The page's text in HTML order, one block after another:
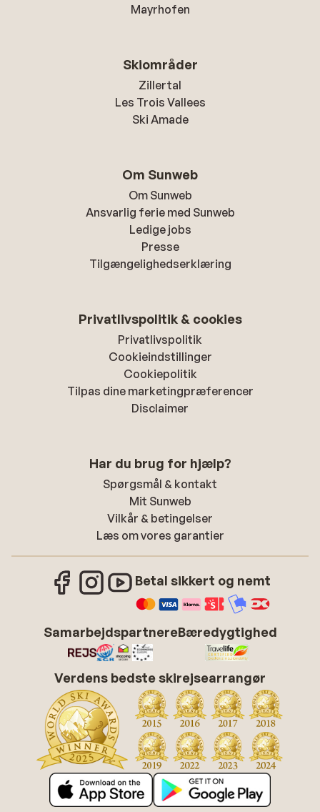
Mayrhofen
Skiområder
Zillertal
Les Trois Vallees
Ski Amade
Om Sunweb
Om Sunweb
Ansvarlig ferie med Sunweb
Ledige jobs
Presse
Tilgængelighedserklæring
Privatlivspolitik & cookies
Privatlivspolitik
Cookieindstillinger
Cookiepolitik
Tilpas dine marketingpræferencer
Disclaimer
Har du brug for hjælp?
Spørgsmål & kontakt
Mit Sunweb
Vilkår & betingelser
Læs om vores garantier
Betal sikkert og nemt
SamarbejdspartnereBæredygtighed
Verdens bedste skirejsearrangør